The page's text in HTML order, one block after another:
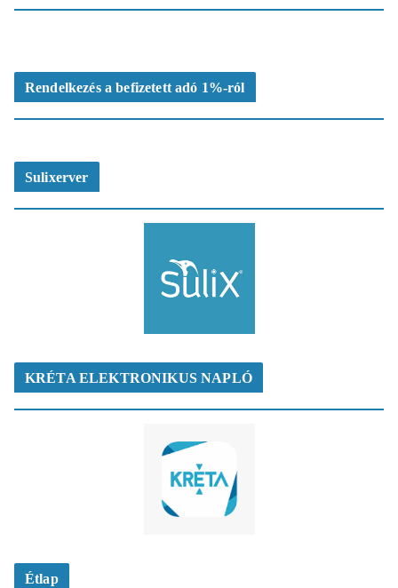
Rendelkezés a befizetett adó 1%-ról
Sulixerver
KRÉTA ELEKTRONIKUS NAPLÓ
Étlap